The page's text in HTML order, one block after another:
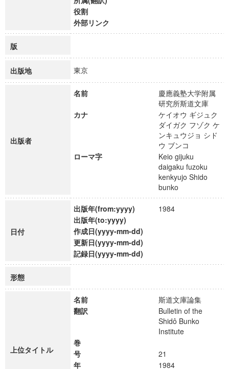
役割
外部リンク
版
出版地 東京
出版者
名前
慶應義塾大学附属
研究所斯道文庫
カナ
ケイオウ ギジュク
ダイガク フゾク ケ
ンキュウジョ シド
ウ ブンコ
ローマ字
Keio gijuku
daigaku fuzoku
kenkyujo Shido
bunko
日付
出版年(from:yyyy)
1984
出版年(to:yyyy)
作成日(yyyy-mm-dd)
更新日(yyyy-mm-dd)
記録日(yyyy-mm-dd)
形態
上位タイトル
名前
斯道文庫論集
翻訳
Bulletin of the
Shidô Bunko
Institute
巻
号
21
年
1984